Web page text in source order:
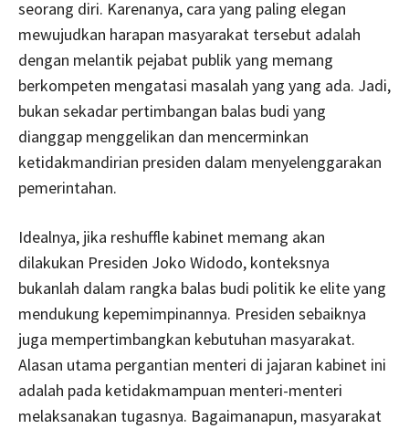
seorang diri. Karenanya, cara yang paling elegan
mewujudkan harapan masyarakat tersebut adalah
dengan melantik pejabat publik yang memang
berkompeten mengatasi masalah yang yang ada. Jadi,
bukan sekadar pertimbangan balas budi yang
dianggap menggelikan dan mencerminkan
ketidakmandirian presiden dalam menyelenggarakan
pemerintahan.
Idealnya, jika reshuffle kabinet memang akan
dilakukan Presiden Joko Widodo, konteksnya
bukanlah dalam rangka balas budi politik ke elite yang
mendukung kepemimpinannya. Presiden sebaiknya
juga mempertimbangkan kebutuhan masyarakat.
Alasan utama pergantian menteri di jajaran kabinet ini
adalah pada ketidakmampuan menteri-menteri
melaksanakan tugasnya. Bagaimanapun, masyarakat